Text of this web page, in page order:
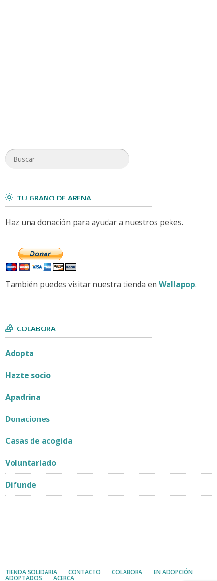
TU GRANO DE ARENA
Haz una donación para ayudar a nuestros pekes.
También puedes visitar nuestra tienda enWallapop.
COLABORA
Adopta
Hazte socio
Apadrina
Donaciones
Casas de acogida
Voluntariado
Difunde
TIENDA SOLIDARIA CONTACTO COLABORA EN ADOPCIÓN
ADOPTADOS ACERCA